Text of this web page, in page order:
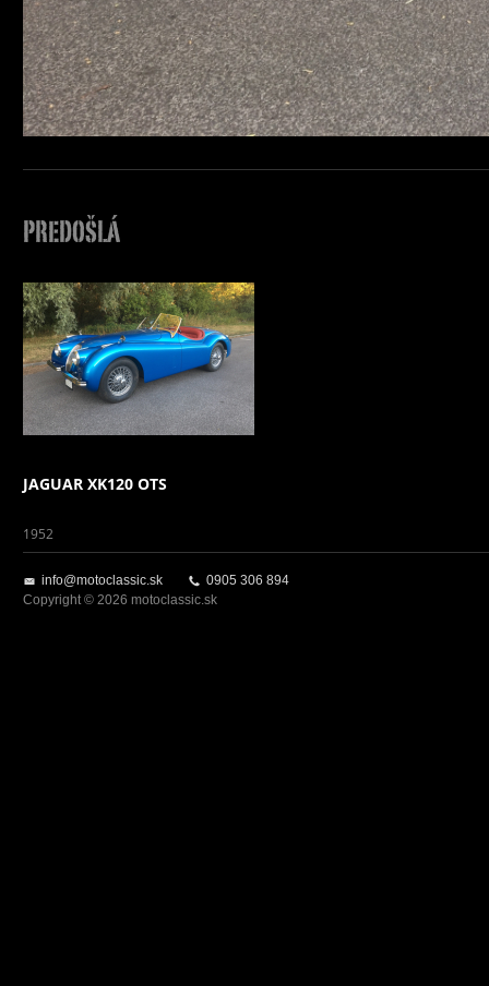
PREDOŠLÁ
JAGUAR XK120 OTS
1952
info@motoclassic.sk
0905 306 894
Copyright © 2026 motoclassic.sk